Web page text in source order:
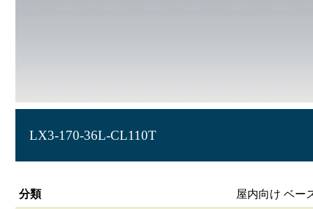
LX3-170-36L-CL110T
分類
屋内向け ベー